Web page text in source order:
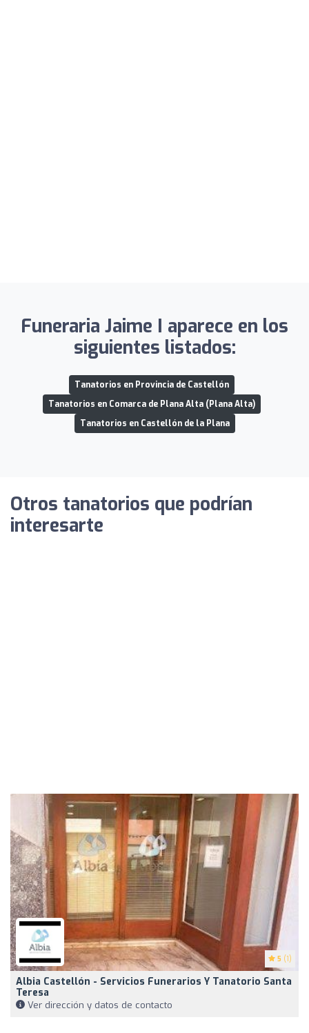
Funeraria Jaime I aparece en los
siguientes listados:
Tanatorios en Provincia de Castellón
Tanatorios en Comarca de Plana Alta (Plana Alta)
Tanatorios en Castellón de la Plana
Otros tanatorios que podrían
interesarte
5 (1)
Albia Castellón - Servicios Funerarios Y Tanatorio Santa
Teresa
Ver dirección y datos de contacto